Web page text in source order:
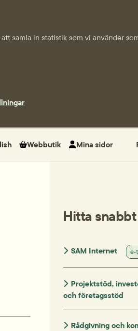
samla in statistik som vi använder
Webbutik Mina sidor
Hitta snabbt
SAM Internet e-
Projektstöd,
och företagsstöd
Rådgivning och